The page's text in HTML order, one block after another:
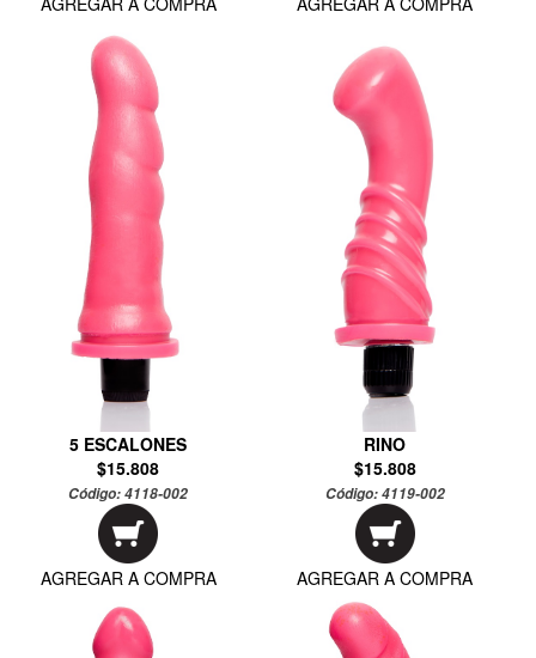
5 ESCALONES
$15.808
Código:4118-002
AGREGAR A COMPRA
RINO
$15.808
Código:4119-002
AGREGAR A COMPRA